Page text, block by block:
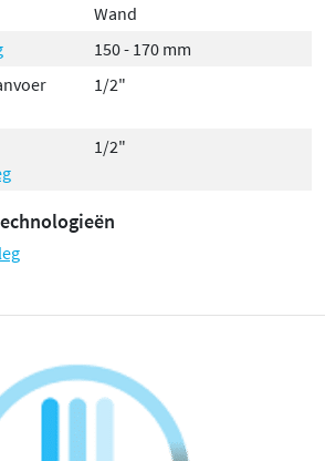
Wand
150 - 170 mm
1/2"
1/2"